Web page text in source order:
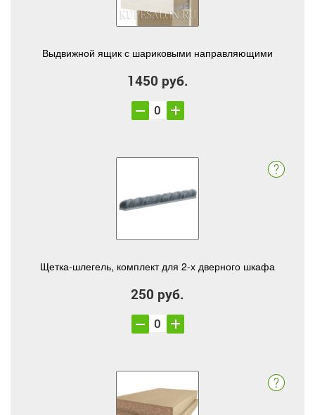
Выдвижной ящик с шариковыми направляющими
1450 руб.
Щетка-шлегель, комплект для 2-х дверного шкафа
250 руб.